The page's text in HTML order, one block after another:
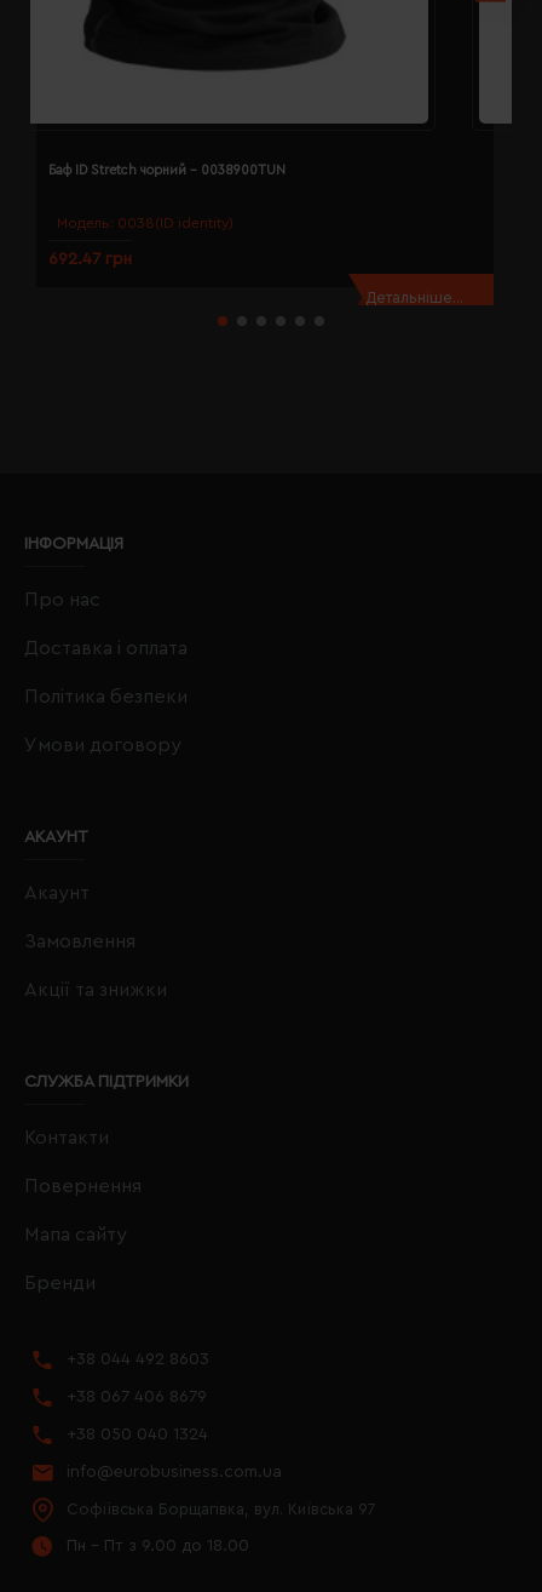
Модель: 0038(ID identity)
Баф ID Stretch чорний - 0038900TUN
692.47 грн
Детальніше...
ІНФОРМАЦІЯ
Про нас
Доставка і оплата
Політика безпеки
Умови договору
АКАУНТ
Акаунт
Замовлення
Акції та знижки
СЛУЖБА ПІДТРИМКИ
Контакти
Повернення
Мапа сайту
Бренди
+38 044 492 8603
+38 067 406 8679
+38 050 040 1324
info@eurobusiness.com.ua
Софіївська Борщагівка, вул. Київська 97
Пн - Пт з 9.00 до 18.00